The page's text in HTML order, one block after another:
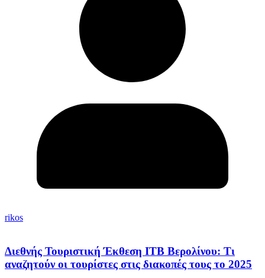
rikos
Διεθνής Τουριστική Έκθεση ΙΤΒ Βερολίνου: Τι
αναζητούν οι τουρίστες στις διακοπές τους το 2025